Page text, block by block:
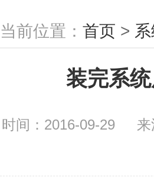
当前位置： 首页 >
装完系
时间：2016-09-29